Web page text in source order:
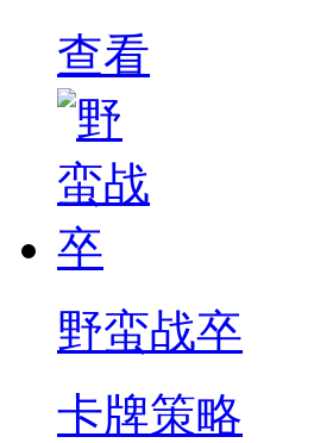
查看
野蛮战卒
卡牌策略